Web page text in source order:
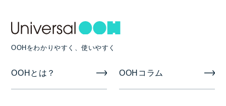
OOHをわかりやすく、使いやすく
OOHとは？ OOHコラム